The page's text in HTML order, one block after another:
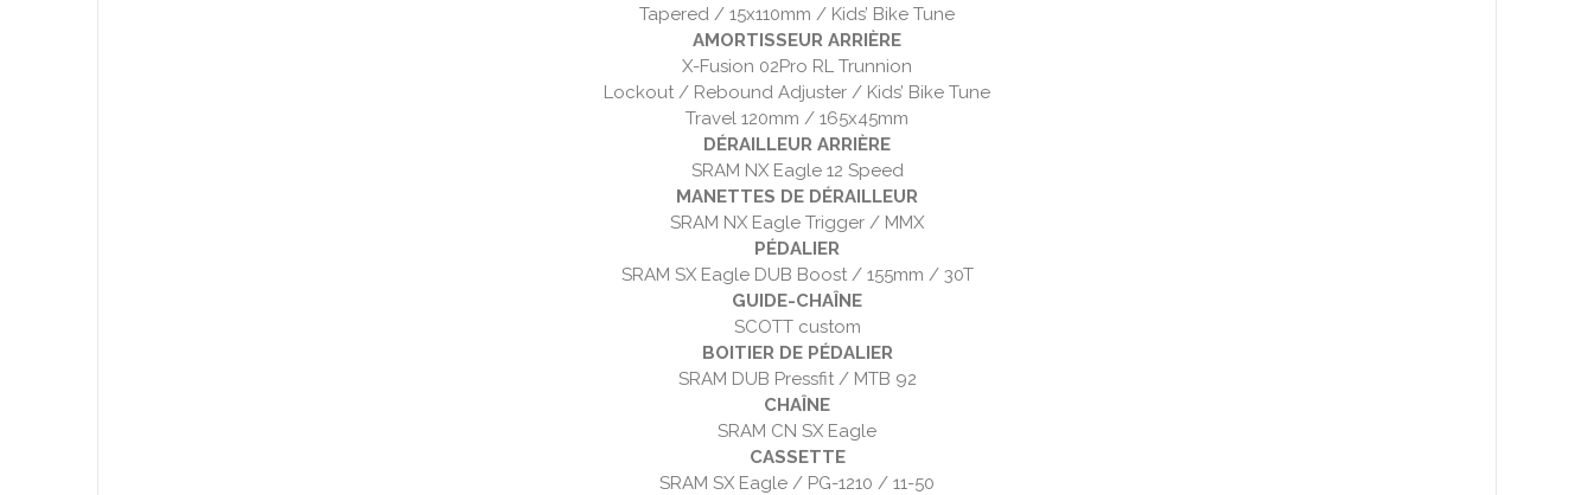
Tapered / 15x110mm / Kids’ Bike Tune
AMORTISSEUR ARRIÈRE
X-Fusion 02Pro RL Trunnion
Lockout / Rebound Adjuster / Kids’ Bike Tune
Travel 120mm / 165x45mm
DÉRAILLEUR ARRIÈRE
SRAM NX Eagle 12 Speed
MANETTES DE DÉRAILLEUR
SRAM NX Eagle Trigger / MMX
PÉDALIER
SRAM SX Eagle DUB Boost / 155mm / 30T
GUIDE-CHAÎNE
SCOTT custom
BOITIER DE PÉDALIER
SRAM DUB Pressfit / MTB 92
CHAÎNE
SRAM CN SX Eagle
CASSETTE
SRAM SX Eagle / PG-1210 / 11-50